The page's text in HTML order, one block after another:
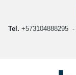
Tel. +573104888295-